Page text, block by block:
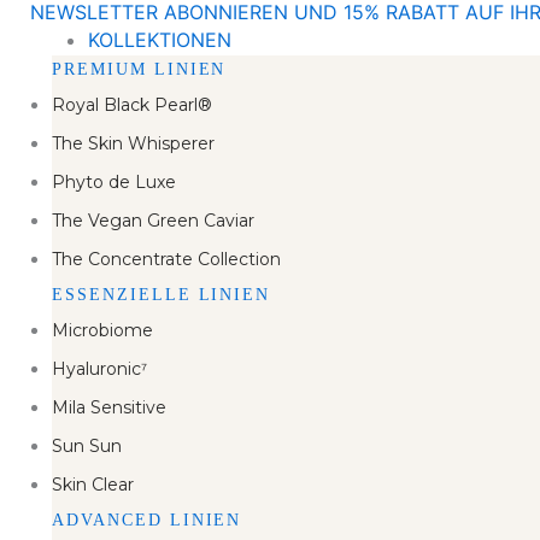
Zum
Inhalt
springen
NEWSLETTER ABONNIEREN UND 15% RABATT AUF
KOLLEKTIONEN
PREMIUM LINIEN
Royal Black Pearl®
The Skin Whisperer
Phyto de Luxe
The Vegan Green Caviar
The Concentrate Collection
ESSENZIELLE LINIEN
Microbiome
Hyaluronic⁷
Mila Sensitive
Sun Sun
Skin Clear
ADVANCED LINIEN